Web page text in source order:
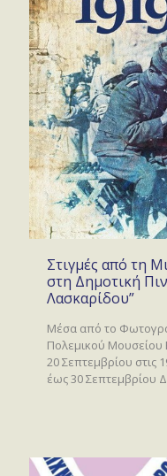
Στιγμές από τη
στη Δημοτική
Λασκαρίδου”
Μέσα από το
Πολεμικού Μουσείου
20 Σεπτεμβρίου στις
έως 30 Σεπτεμβρίου